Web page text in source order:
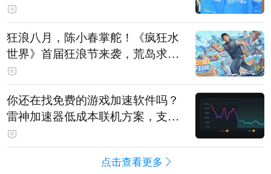
狂浪八月，陈小春掌舵！《疯狂水
世界》首届狂浪节来袭，荒岛求生
直播即将开启
你还在找免费的游戏加速软件吗？
雷神加速器低成本联机方案，支持
免费试用
点击查看更多